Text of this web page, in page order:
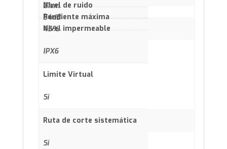
21cm
Nivel de ruido
54dB
Pendiente máxima
45%
Nivel impermeable
IPX6
Limite Virtual
Si
Ruta de corte sistemática
Si